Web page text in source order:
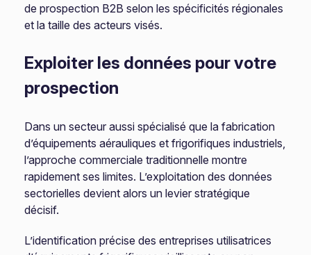
de prospection B2B selon les spécificités régionales
et la taille des acteurs visés.
Exploiter les données pour votre
prospection
Dans un secteur aussi spécialisé que la fabrication
d’équipements aérauliques et frigorifiques industriels,
l’approche commerciale traditionnelle montre
rapidement ses limites. L’exploitation des données
sectorielles devient alors un levier stratégique
décisif.
L’identification précise des entreprises utilisatrices